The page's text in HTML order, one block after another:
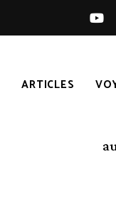
ARTICLES